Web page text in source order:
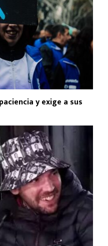
y exige a sus